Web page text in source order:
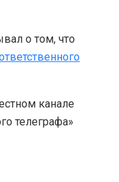
о том, что
канале
телеграфа»